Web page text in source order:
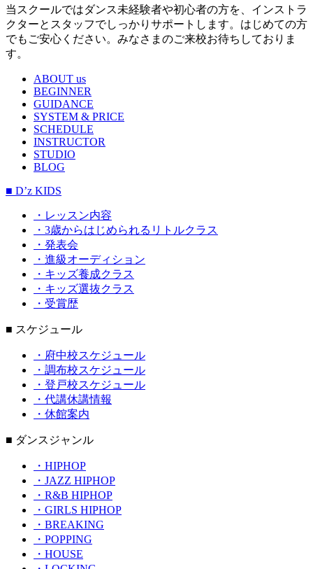
当スクールではダンス未経験者や初心者の方を、インストラ
クターとスタッフでしっかりサポートします。はじめての方
でもご安心ください。みなさまのご来校お待ちしておりま
す。
ABOUT us
BEGINNER
GUIDANCE
SYSTEM & PRICE
SCHEDULE
INSTRUCTOR
STUDIO
BLOG
■ D’z KIDS
・レッスン内容
・3歳からはじめられるリトルクラス
・発表会
・進級オーディション
・キッズ養成クラス
・キッズ選抜クラス
・受賞歴
■ スケジュール
・府中校スケジュール
・調布校スケジュール
・登戸校スケジュール
・代講休講情報
・休館案内
■ ダンスジャンル
・HIPHOP
・JAZZ HIPHOP
・R&B HIPHOP
・GIRLS HIPHOP
・BREAKING
・POPPING
・HOUSE